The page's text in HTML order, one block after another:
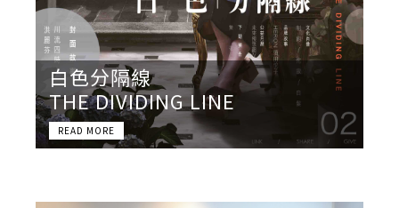
白色分隔線
THE DIVIDING LINE